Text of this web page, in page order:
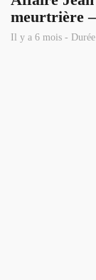
meurtrière
Il y a 6 mois -